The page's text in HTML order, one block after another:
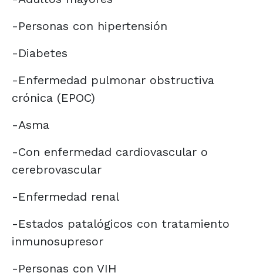
-Personas con hipertensión
-Diabetes
-Enfermedad pulmonar obstructiva
crónica (EPOC)
-Asma
-Con enfermedad cardiovascular o
cerebrovascular
-Enfermedad renal
-Estados patalógicos con tratamiento
inmunosupresor
-Personas con VIH